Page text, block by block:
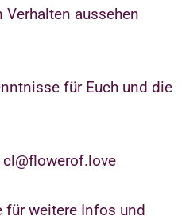
aussehen
für Euch und die
cl@flowerof.love
für weitere Infos und